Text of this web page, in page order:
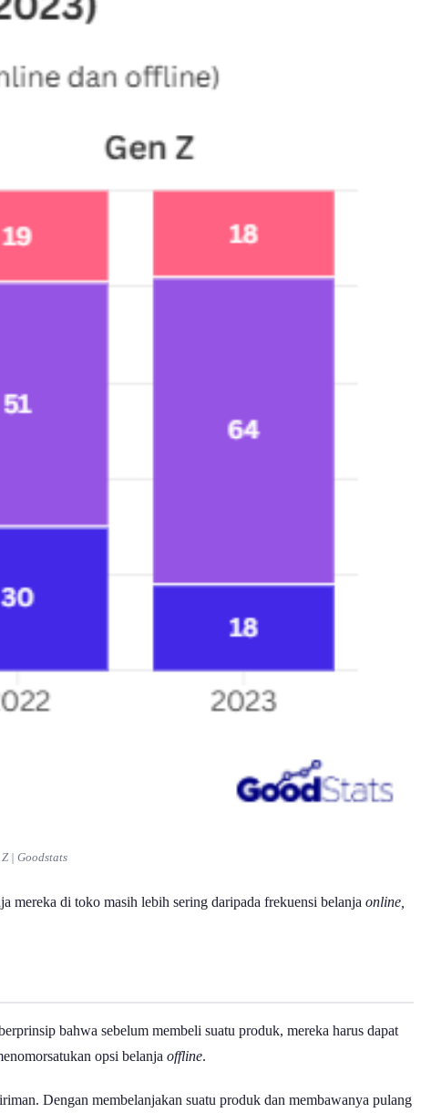
| Goodstats
mereka di toko masih lebih sering daripada frekuensi belanja online,
bahwa sebelum membeli suatu produk, mereka harus dapat
opsi belanja offline.
Dengan membelanjakan suatu produk dan membawanya pulang